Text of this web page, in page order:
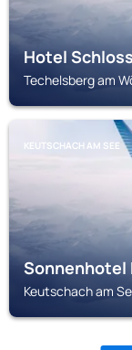
Hotel
Techelsberg am
KEUTSCHACH AM SEE
Sonnenhotel
Keutschach am